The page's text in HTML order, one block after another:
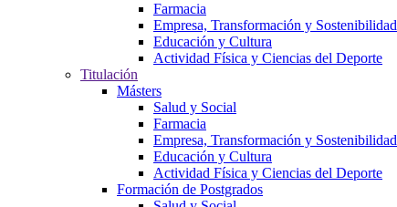
Farmacia
Empresa, Transformación y Sostenibilidad
Educación y Cultura
Actividad Física y Ciencias del Deporte
Titulación
Másters
Salud y Social
Farmacia
Empresa, Transformación y Sostenibilidad
Educación y Cultura
Actividad Física y Ciencias del Deporte
Formación de Postgrados